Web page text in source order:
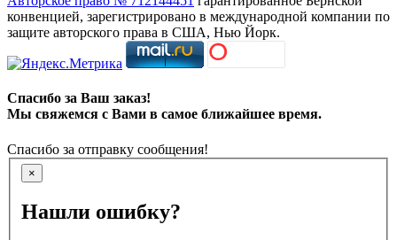
конвенцией, зарегистрировано в международной компании по
защите авторского права в США, Нью Йорк.
Спасибо за Ваш заказ!
Мы свяжемся с Вами в самое ближайшее время.
Спасибо за отправку сообщения!
×
Нашли ошибку?